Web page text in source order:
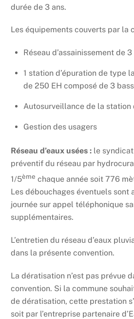
durée de 3 ans.
Les équipements couverts par la
Réseau d’assainissement de
1 station d’épuration de type
de 250 EH composé de 3
Autosurveillance de la station
Gestion des usagers
Réseau d’eaux usées : le syndicat
préventif du réseau par
1/5ème chaque année soit 776
Les débouchages éventuels sont
journée sur appel téléphonique
supplémentaires.
L’entretien du réseau d’eaux
dans la présente convention.
La dératisation n’est pas prévue
convention. Si la commune
de dératisation, cette prestation
soit par l’entreprise partenaire